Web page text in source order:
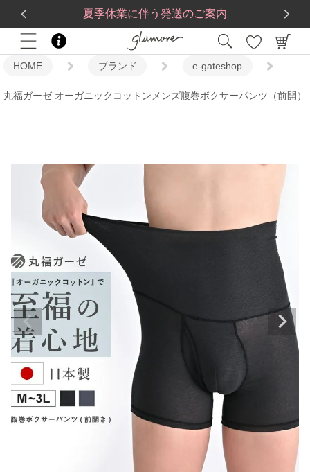
夏季休業に伴う発送のご案内
送料一律560円5,500 円(税込)以上で送料無料
HOME ブランド e-gateshop
丸福ガーゼ オーガニックコットンメンズ腹巻ボクサーパンツ（前開）